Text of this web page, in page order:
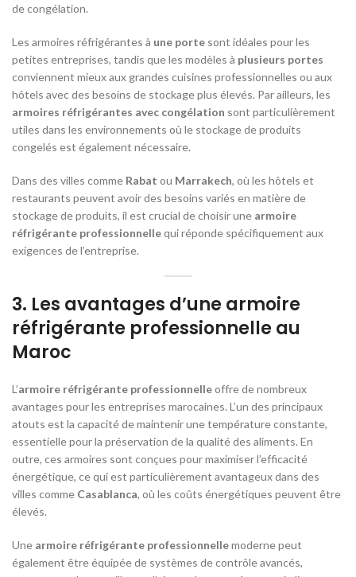
de congélation.
Les armoires réfrigérantes à une porte sont idéales pour les
petites entreprises, tandis que les modèles à plusieurs portes
conviennent mieux aux grandes cuisines professionnelles ou aux
hôtels avec des besoins de stockage plus élevés. Par ailleurs, les
armoires réfrigérantes avec congélation sont particulièrement
utiles dans les environnements où le stockage de produits
congelés est également nécessaire.
Dans des villes comme Rabat ou Marrakech, où les hôtels et
restaurants peuvent avoir des besoins variés en matière de
stockage de produits, il est crucial de choisir une armoire
réfrigérante professionnellequi réponde spécifiquement aux
exigences de l’entreprise.
3. Les avantages d’une armoire
réfrigérante professionnelle au
Maroc
L’armoire réfrigérante professionnelleoffre de nombreux
avantages pour les entreprises marocaines. L’un des principaux
atouts est la capacité de maintenir une température constante,
essentielle pour la préservation de la qualité des aliments. En
outre, ces armoires sont conçues pour maximiser l’efficacité
énergétique, ce qui est particulièrement avantageux dans des
villes comme Casablanca, où les coûts énergétiques peuvent être
élevés.
Une armoire réfrigérante professionnellemoderne peut
également être équipée de systèmes de contrôle avancés,